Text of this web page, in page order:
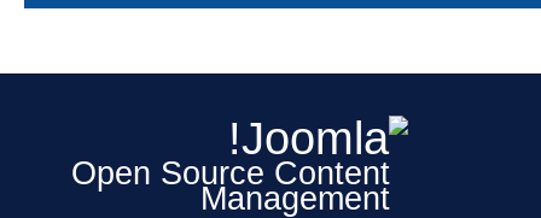
Open Source Content
Management